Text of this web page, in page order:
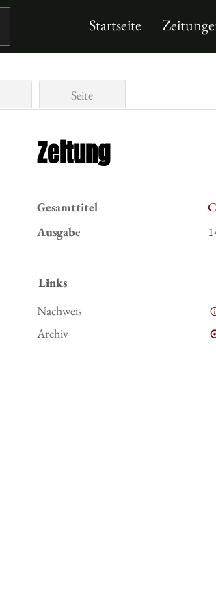
Startseite
Seite
Zeitung
Gesamttitel
Ausgabe
Links
Nachweis
Archiv